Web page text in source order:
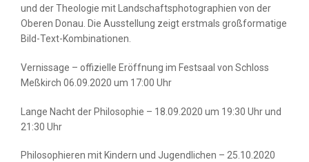
und der Theologie mit Landschaftsphotographien von der
Oberen Donau. Die Ausstellung zeigt erstmals großformatige
Bild-Text-Kombinationen.
Vernissage – offizielle Eröffnung im Festsaal von Schloss
Meßkirch 06.09.2020 um 17:00 Uhr
Lange Nacht der Philosophie – 18.09.2020 um 19:30 Uhr und
21:30 Uhr
Philosophieren mit Kindern und Jugendlichen – 25.10.2020